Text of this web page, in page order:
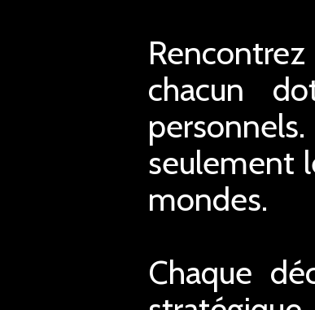
chacun
seulement
mondes.
Chaque